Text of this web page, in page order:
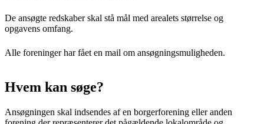
De ansøgte redskaber skal stå mål med arealets størrelse og
opgavens omfang.
Alle foreninger har fået en mail om ansøgningsmuligheden.
Hvem kan søge?
Ansøgningen skal indsendes af en borgerforening eller anden